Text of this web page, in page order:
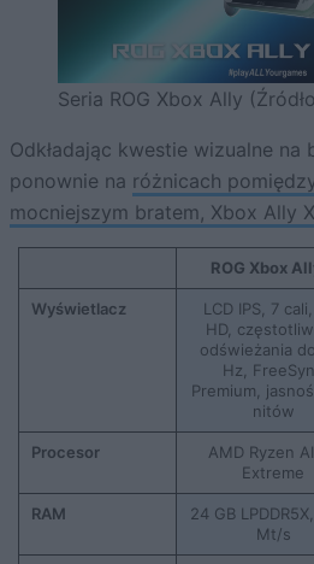
Seria ROG Xbox Ally
Odkładając kwestie wizualne na
ponownie na różnicach
mocniejszym bratem, Xbox Ally X
ROG Xbox
Wyświetlacz
LCD IPS, 7
HD,
odświeżania
Hz,
Premium,
nitów
Procesor
AMD Ryzen
Extreme
RAM
24 GB
Mt/s